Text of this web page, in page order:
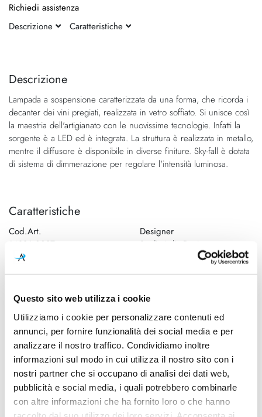
Questo sito web utilizza i cookie
Utilizziamo i cookie per personalizzare contenuti ed
annunci, per fornire funzionalità dei social media e per
analizzare il nostro traffico. Condividiamo inoltre
informazioni sul modo in cui utilizza il nostro sito con i
nostri partner che si occupano di analisi dei dati web,
pubblicità e social media, i quali potrebbero combinarle
con altre informazioni che ha fornito loro o che hanno
fine
galleria
di
immagini
della
di
immagini
Descrizione
Lampada a sospensione caratterizzata da una forma, che ricorda i
decanter dei vini pregiati, realizzata in vetro soffiato. Si unisce così
la maestria dell'artigianato con le nuovissime tecnologie. Infatti la
sorgente è a LED ed è integrata. La struttura è realizzata in metallo,
mentre il diffusore è disponibile in diverse finiture. Sky-fall è dotata
di sistema di dimmerazione per regolare l'intensità luminosa.
Caratteristiche
Cod.Art.
14826 0027
Designer
Studio Italia Design,
2700K
Ø 220mm - H 4000mm max
Sorgente luminosa
Led integrato
Potenza e attacco
12W - 2700K/3000K -
1877Lm/1975Lm - CRI90
Dimmerazione
inclusa
Classe energetica
A++
IP
Richiedi assistenza
Descrizione
Caratteristiche